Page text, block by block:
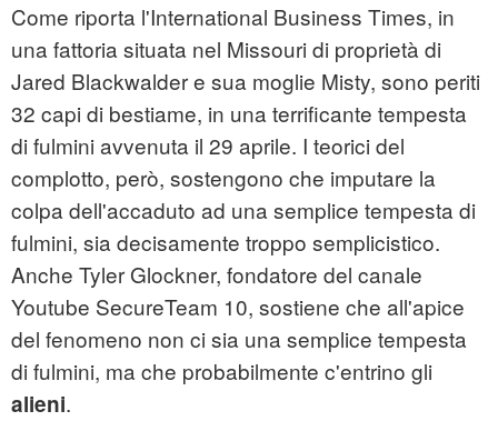
Come riporta l'International Business Times, in
una fattoria situata nel Missouri di proprietà di
Jared Blackwalder e sua moglie Misty, sono periti
32 capi di bestiame, in una terrificante tempesta
di fulmini avvenuta il 29 aprile. I teorici del
complotto, però, sostengono che imputare la
colpa dell'accaduto ad una semplice tempesta di
fulmini, sia decisamente troppo semplicistico.
Anche Tyler Glockner, fondatore del canale
Youtube SecureTeam 10, sostiene che all'apice
del fenomeno non ci sia una semplice tempesta
di fulmini, ma che probabilmente c'entrino gli
alieni.